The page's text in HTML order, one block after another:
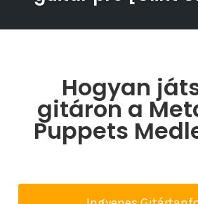
Hogyan
gitáron a
Puppets